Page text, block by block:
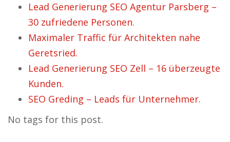
Lead Generierung SEO Agentur Parsberg –
30 zufriedene Personen.
Maximaler Traffic für Architekten nahe
Geretsried.
Lead Generierung SEO Zell – 16 überzeugte
Kunden.
SEO Greding – Leads für Unternehmer.
No tags for this post.